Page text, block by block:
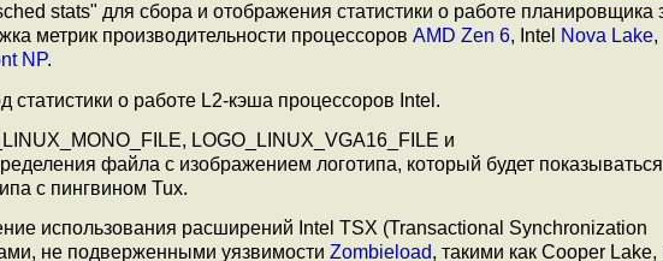
stats" для сбора и отображения статистики о работе планировщика
метрик производительности процессоров AMD Zen 6, Intel Nova Lake,
NP.
статистики о работе L2-кэша процессоров Intel.
LOGO_LINUX_VGA16_FILE и
файла с изображением логотипа, который будет
с пингвином Tux.
использования расширений Intel TSX (Transactional Synchronization
не подверженными уязвимости Zombieload, такими как Cooper Lake,